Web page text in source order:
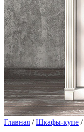
Главная /Шкафы-купе /